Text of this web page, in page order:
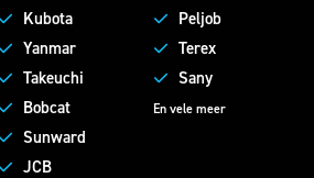
Kubota
Yanmar
Takeuchi
Bobcat
Sunward
JCB
Peljob
Terex
Sany
En vele meer